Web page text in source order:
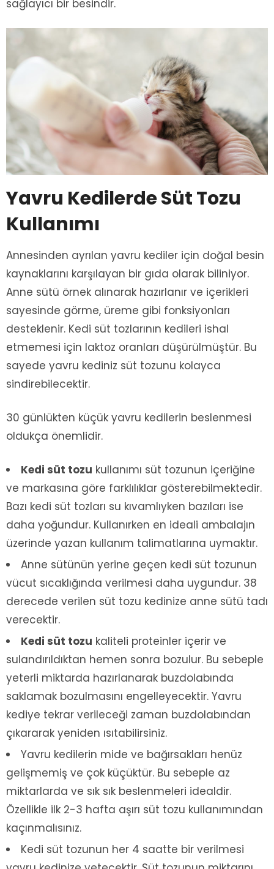
sağlayıcı bir besindir.
Yavru Kedilerde Süt Tozu
Kullanımı
Annesinden ayrılan yavru kediler için doğal besin
kaynaklarını karşılayan bir gıda olarak biliniyor.
Anne sütü örnek alınarak hazırlanır ve içerikleri
sayesinde görme, üreme gibi fonksiyonları
desteklenir. Kedi süt tozlarının kedileri ishal
etmemesi için laktoz oranları düşürülmüştür. Bu
sayede yavru kediniz süt tozunu kolayca
sindirebilecektir.
30 günlükten küçük yavru kedilerin beslenmesi
oldukça önemlidir.
Kedi süt tozu kullanımı süt tozunun içeriğine
ve markasına göre farklılıklar gösterebilmektedir.
Bazı kedi süt tozları su kıvamlıyken bazıları ise
daha yoğundur. Kullanırken en ideali ambalajın
üzerinde yazan kullanım talimatlarına uymaktır.
Anne sütünün yerine geçen kedi süt tozunun
vücut sıcaklığında verilmesi daha uygundur. 38
derecede verilen süt tozu kedinize anne sütü tadı
verecektir.
Kedi süt tozu kaliteli proteinler içerir ve
sulandırıldıktan hemen sonra bozulur. Bu sebeple
yeterli miktarda hazırlanarak buzdolabında
saklamak bozulmasını engelleyecektir. Yavru
kediye tekrar verileceği zaman buzdolabından
çıkararak yeniden ısıtabilirsiniz.
Yavru kedilerin mide ve bağırsakları henüz
gelişmemiş ve çok küçüktür. Bu sebeple az
miktarlarda ve sık sık beslenmeleri idealdir.
Özellikle ilk 2-3 hafta aşırı süt tozu kullanımından
kaçınmalısınız.
Kedi süt tozunun her 4 saatte bir verilmesi